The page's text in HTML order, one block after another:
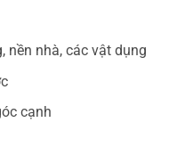
nền nhà, các vật dụng
cạnh